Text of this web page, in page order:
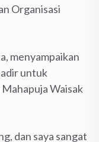
Organisasi
menyampaikan
untuk
Waisak
dan saya sangat